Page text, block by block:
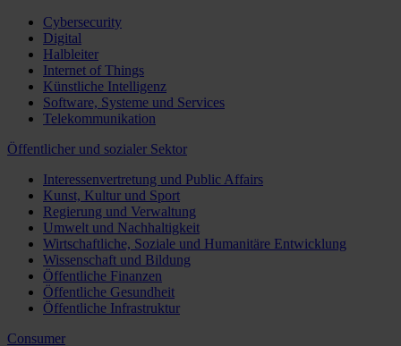
Cybersecurity
Digital
Halbleiter
Internet of Things
Künstliche Intelligenz
Software, Systeme und Services
Telekommunikation
Öffentlicher und sozialer Sektor
Interessenvertretung und Public Affairs
Kunst, Kultur und Sport
Regierung und Verwaltung
Umwelt und Nachhaltigkeit
Wirtschaftliche, Soziale und Humanitäre Entwicklung
Wissenschaft und Bildung
Öffentliche Finanzen
Öffentliche Gesundheit
Öffentliche Infrastruktur
Consumer